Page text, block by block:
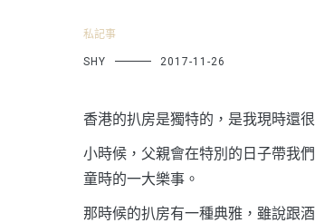
私記事
SHY 2017-11-26
香港的扒房是獨特的，是我現時還
小時候，父親會在特別的日子帶我
童時的一大樂事。
那時候的扒房有一種典雅，雖說跟